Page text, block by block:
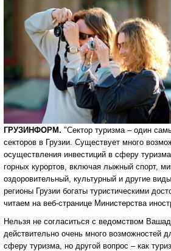
ГРУЗИНФОРМ. "Сектор туризма – один
секторов в Грузии. Существует много
осуществления инвестиций в сферу
горных курортов, включая лыжный спорт,
оздоровительный, культурный и другие
регионы Грузии богаты туристическими
читаем на веб-странице Министерства
Нельзя не согласиться с ведомством
действительно очень много возможностей
сферу туризма, но другой вопрос – как